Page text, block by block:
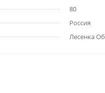
80
Россия
Лесенка